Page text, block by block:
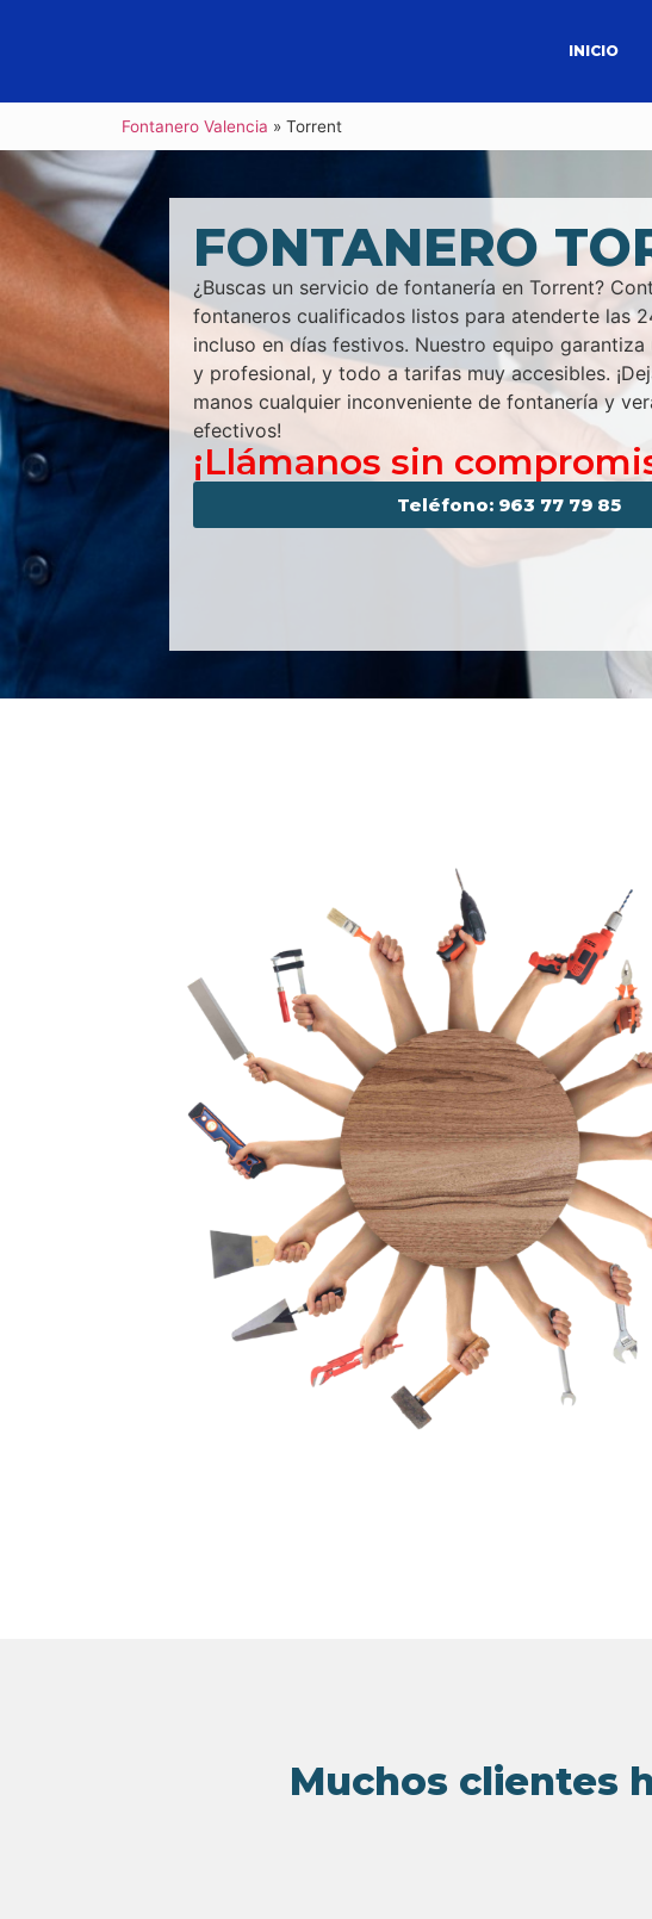
INICIO
Fontanero Valencia » Torrent
FONTANERO
¿Buscas un servicio de fontanería en Torrent?
fontaneros cualificados listos para atenderte las
incluso en días festivos. Nuestro equipo garantiza
y profesional, y todo a tarifas muy accesibles.
manos cualquier inconveniente de fontanería y
efectivos!
¡Llámanos sin
Teléfono: 963 77 79 85
Muchos clientes